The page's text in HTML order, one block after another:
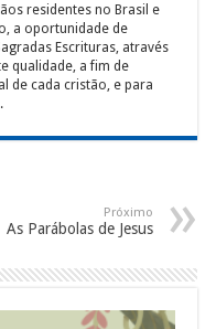
residentes no Brasil e
a oportunidade de
Escrituras, através
qualidade, a fim de
de cada cristão, e para
Próximo
As Parábolas de Jesus